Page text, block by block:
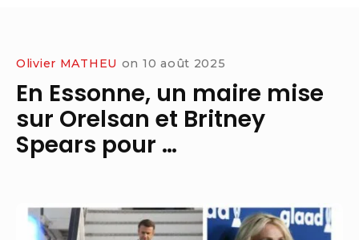
Olivier MATHEU on 10 août 2025
En Essonne, un maire mise
sur Orelsan et Britney
Spears pour …